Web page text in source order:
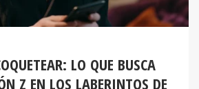
LO QUE BUSCA
Z EN LOS LABERINTOS DE